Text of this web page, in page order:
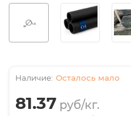
Осталось мало
81.37 руб/кг.